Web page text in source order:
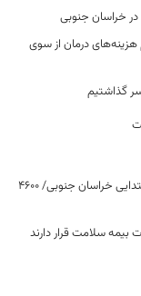
در خراسان جنوبی
درمان از سوی
گذاشتیم
تقدیر مقام عالی وزارت از عملکرد جهادی معاونت آموزش ابتدایی خراسان جنوبی/ ۴۶۰۰